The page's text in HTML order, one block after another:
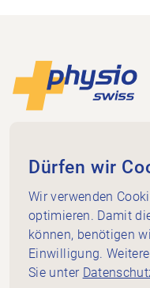
Footer
Dammweg 3
3013 Bern
+41 58 255 36 00
info@physioswiss.ch
Social Media
Wichtiges
Wissen
Dürfen wir
Wir verwenden
optimieren. Damit
können, benötigen
Einwilligung.
Sie unter